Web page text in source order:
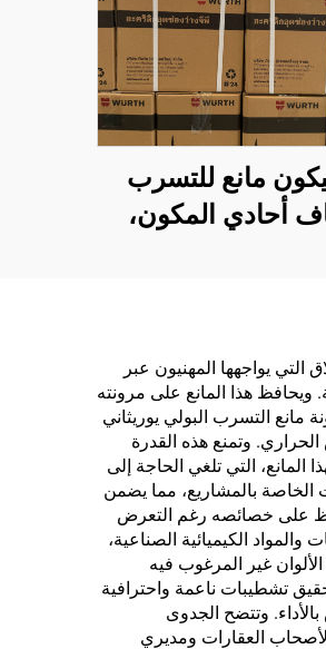
مانع للتسرب
أحادي المكون،
يواجهها المهنيون عبر
ويحافظ هذا المانع على مرونته
التسرب البولي يوريثاني
وتمنع هذه القدرة
التي تلغي الحاجة إلى
الخاصة بالمشاريع، مما يضمن
على خصائصه رغم التعرض
الكيميائية الصناعية،
غير المرغوب فيه
تشطيبات ناعمة واحترافية
وتتضح الجدوى
العقارات ومديري